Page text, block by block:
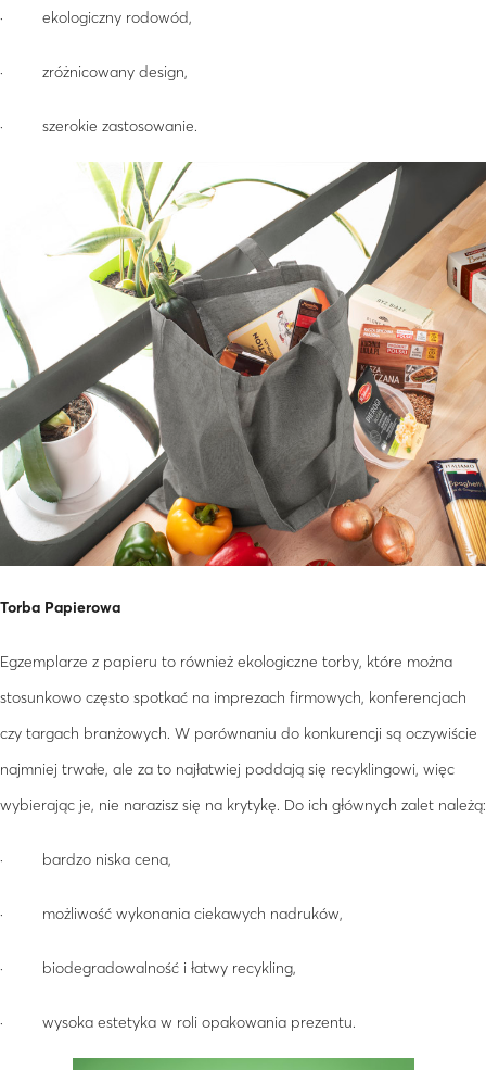
· ekologiczny rodowód,
· zróżnicowany design,
· szerokie zastosowanie.
Torba Papierowa
Egzemplarze z papieru to również ekologiczne torby, które można
stosunkowo często spotkać na imprezach firmowych, konferencjach
czy targach branżowych. W porównaniu do konkurencji są oczywiście
najmniej trwałe, ale za to najłatwiej poddają się recyklingowi, więc
wybierając je, nie narazisz się na krytykę. Do ich głównych zalet należą:
· bardzo niska cena,
· możliwość wykonania ciekawych nadruków,
· biodegradowalność i łatwy recykling,
· wysoka estetyka w roli opakowania prezentu.